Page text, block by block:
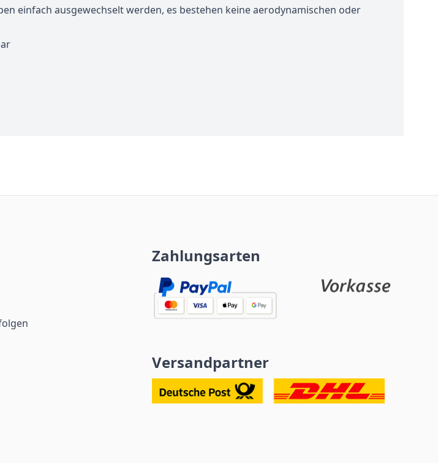
einfach ausgewechselt werden, es bestehen keine aerodynamischen oder
Zahlungsarten
Versandpartner